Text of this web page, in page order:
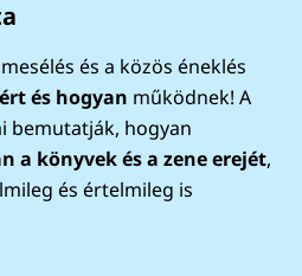
és a közös éneklés
és hogyan működnek! A
bemutatják, hogyan
a könyvek és a zene erejét,
és értelmileg is